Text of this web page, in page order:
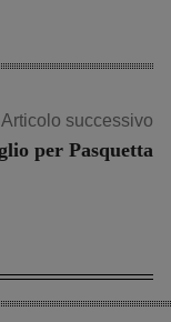
Articolo successivo
per Pasquetta